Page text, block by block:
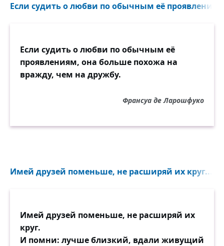
Если судить о любви по обычным её
Если судить о любви по обычным её
проявлениям, она больше похожа на
вражду, чем на дружбу.
Франсуа де Ларошфуко
Имей друзей поменьше, не расширяй их круг...
Имей друзей поменьше, не расширяй их
круг.
И помни: лучше близкий, вдали живущий